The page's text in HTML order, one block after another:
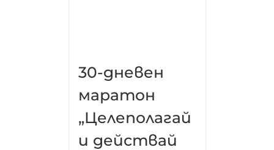
30-дневен
маратон
„Целеполагай
и действай